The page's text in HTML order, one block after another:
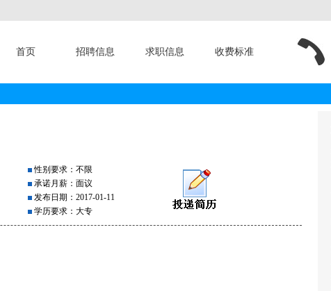
首页 招聘信息 求职信息 收费标准
性别要求：不限
承诺月薪：面议
发布日期：2017-01-11
学历要求：大专